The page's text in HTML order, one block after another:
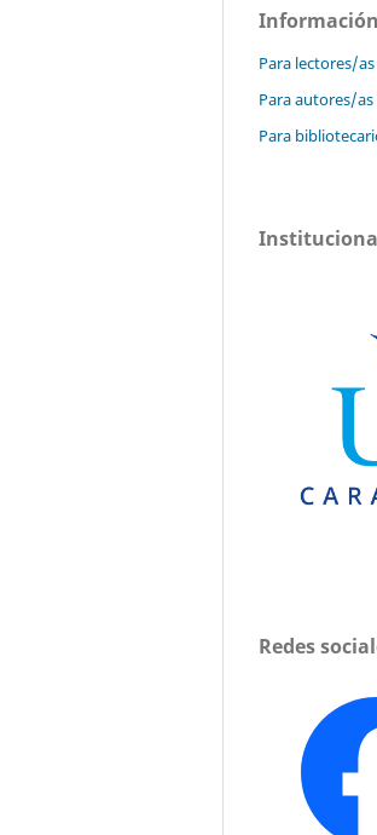
Información
Para lectores/as
Para autores/as
Para
Redes